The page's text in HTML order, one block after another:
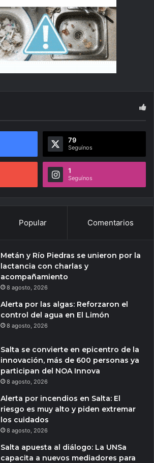
79
Seguínos
1
Seguínos
Popular Comentarios
Metán y Río Piedras se unieron por la
lactancia con charlas y
acompañamiento
8 agosto, 2026
Alerta por las algas: Reforzaron el
control del agua en El Limón
8 agosto, 2026
Salta se convierte en epicentro de la
innovación, más de 600 personas ya
participan del NOA Innova
8 agosto, 2026
Alerta por incendios en Salta: El
riesgo es muy alto y piden extremar
los cuidados
8 agosto, 2026
Salta apuesta al diálogo: La UNSa
capacita a nuevos mediadores para